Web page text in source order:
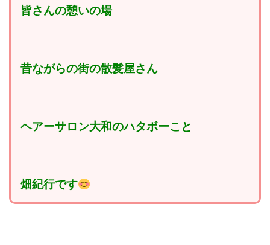
皆さんの憩いの場
昔ながらの街の散髪屋さん
ヘアーサロン大和のハタボーこと
畑紀行です